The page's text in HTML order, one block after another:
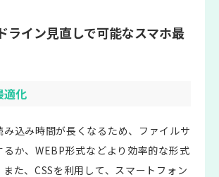
ライン見直しで可能なスマホ最
適化
み込み時間が長くなるため、ファイルサ
るか、WEBP形式などより効率的な形式
た、CSSを利用して、スマートフォン